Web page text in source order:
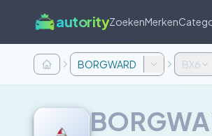
autorityZoekenMerken
BORGWARD BX6